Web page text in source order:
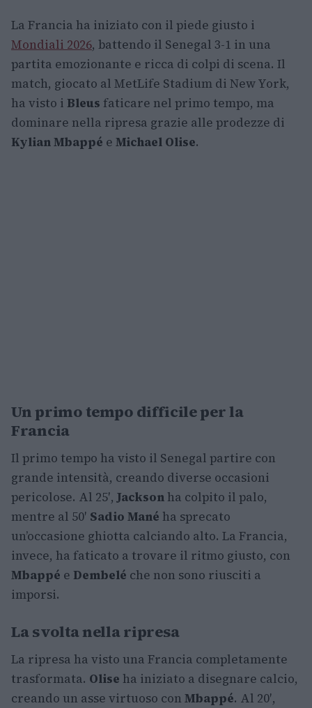
La Francia ha iniziato con il piede giusto i
Mondiali 2026, battendo il Senegal 3-1 in una
partita emozionante e ricca di colpi di scena. Il
match, giocato al MetLife Stadium di New York,
ha visto i Bleus faticare nel primo tempo, ma
dominare nella ripresa grazie alle prodezze di
Kylian Mbappé e Michael Olise.
Un primo tempo difficile per la
Francia
Il primo tempo ha visto il Senegal partire con
grande intensità, creando diverse occasioni
pericolose. Al 25′,Jackson ha colpito il palo,
mentre al 50′ Sadio Mané ha sprecato
un’occasione ghiotta calciando alto. La Francia,
invece, ha faticato a trovare il ritmo giusto, con
Mbappé e Dembelé che non sono riusciti a
imporsi.
La svolta nella ripresa
La ripresa ha visto una Francia completamente
trasformata. Olise ha iniziato a disegnare calcio,
creando un asse virtuoso con Mbappé. Al 20′,